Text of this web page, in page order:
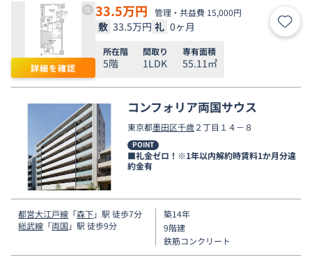
詳細を確認
33.5万円 管理・共益費 15,000円
敷 33.5万円 礼 0ヶ月 お気
所在階
5階
間取り
1LDK
専有面積
55.11㎡
コンフォリア両国サウス
東京都墨田区千歳２丁目１４－８
POINT
■礼金ゼロ！※1年以内解約時賃料1か月分違
約金有
都営大江戸線 「森下」駅 徒歩7分
総武線 「両国 」駅 徒歩9分
築14年
9階建
鉄筋コンクリート